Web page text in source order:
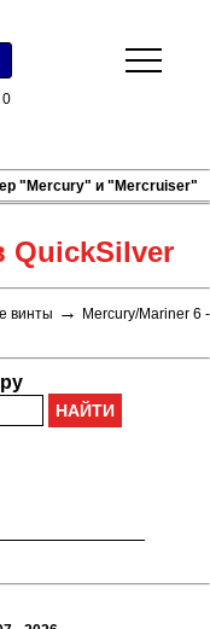
0
"Mercury" и "Mercruiser"
QuickSilver
винты →
Mercury/Mariner 6 -